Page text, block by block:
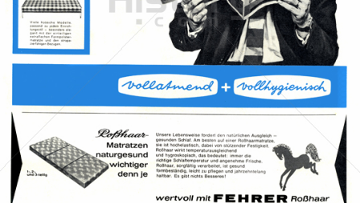
SCHLARAFFIA Matratzen
RECITEL SCHLAFKOMFORT GmbH
1963